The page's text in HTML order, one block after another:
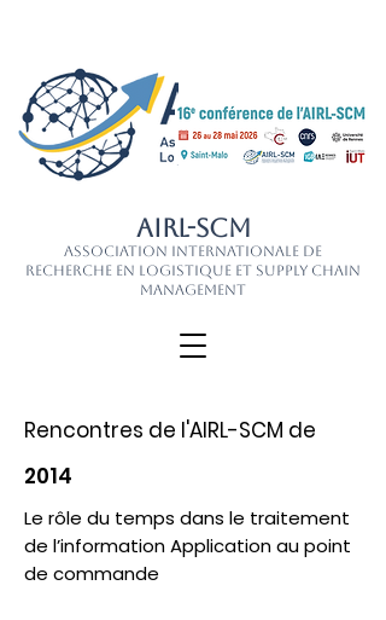
AIRL-SCM
Association Internationale de
Recherche en Logistique et Supply Chain
Management
Rencontres de l'AIRL-SCM de
2014
Le rôle du temps dans le traitement
de l’information Application au point
de commande